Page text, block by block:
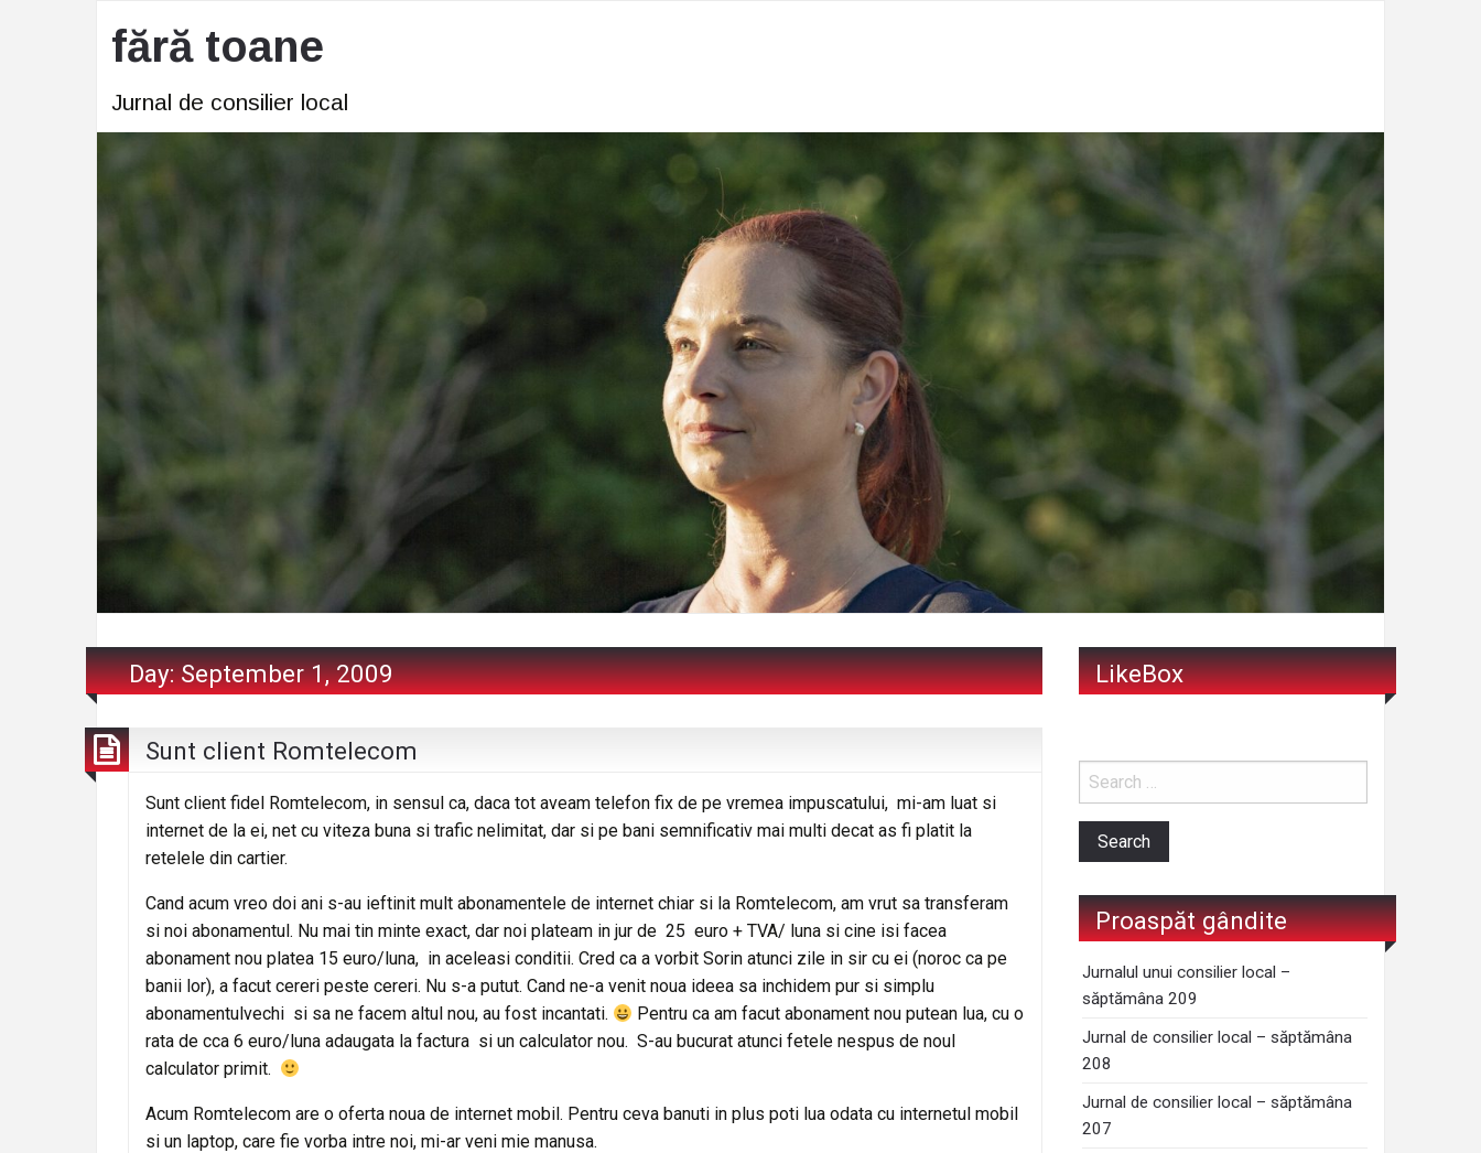
fără toane
Jurnal de consilier local
Day:September 1, 2009
Sunt client Romtelecom
Sunt client fidel Romtelecom, in sensul ca, daca tot aveam telefon fix de pe vremea impuscatului, mi-am luat si
internet de la ei, net cu viteza buna si trafic nelimitat, dar si pe bani semnificativ mai multi decat as fi platit la
retelele din cartier.
Cand acum vreo doi ani s-au ieftinit mult abonamentele de internet chiar si la Romtelecom, am vrut sa transferam
si noi abonamentul. Nu mai tin minte exact, dar noi plateam in jur de 25 euro + TVA/ luna si cine isi facea
abonament nou platea 15 euro/luna, in aceleasi conditii. Cred ca a vorbit Sorin atunci zile in sir cu ei (noroc ca pe
banii lor), a facut cereri peste cereri. Nu s-a putut. Cand ne-a venit noua ideea sa inchidem pur si simplu
abonamentulvechi si sa ne facem altul nou, au fost incantati.
Pentru ca am facut abonament nou putean lua, cu o
rata de cca 6 euro/luna adaugata la factura si un calculator nou. S-au bucurat atunci fetele nespus de noul
calculator primit.
Acum Romtelecom are o oferta noua de internet mobil. Pentru ceva banuti in plus poti lua odata cu internetul mobil
si un laptop, care fie vorba intre noi, mi-ar veni mie manusa.
LikeBox
Proaspăt gândite
Jurnalul unui consilier local –
săptămâna 209
Jurnal de consilier local – săptămâna
208
Jurnal de consilier local – săptămâna
207